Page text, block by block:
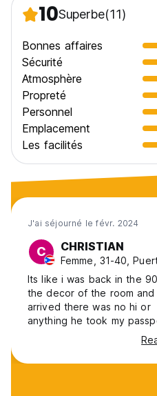
10Superbe(11)
Bonnes affaires
Sécurité
Atmosphère
Propreté
Personnel
Emplacement
Les facilités
J'ai séjourné le févr. 2024
C CHRISTIAN
Femme, 31-40,
Its like i was back in the
the decor of the room and
arrived there was no hi or
anything he took my
gave me a key card and
it no map of the area or
apologetic for no wifi that night
app they need to step up